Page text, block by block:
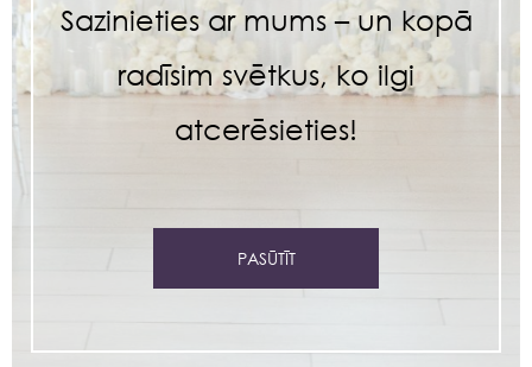
Sazinieties ar mums – un kopā
radīsim svētkus, ko ilgi
atcerēsieties!
PASŪTĪT